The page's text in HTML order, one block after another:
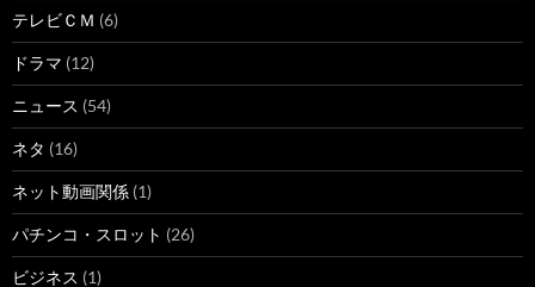
テレビＣＭ (6)
ドラマ (12)
ニュース (54)
ネタ (16)
ネット動画関係 (1)
パチンコ・スロット (26)
ビジネス (1)